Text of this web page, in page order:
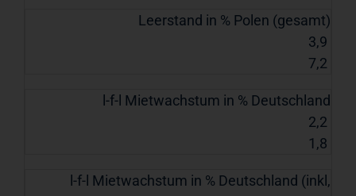
Leerstand in % Polen (gesamt)
3,9
7,2
l-f-l Mietwachstum in % Deutschland
2,2
1,8
l-f-l Mietwachstum in % Deutschland (inkl,